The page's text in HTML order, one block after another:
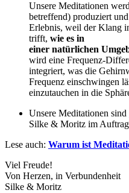
Unsere Meditationen
betreffend) produziert
Erlebnis, weil der Klang
trifft, wie es in
einer natürlichen
wird eine Frequenz-
integriert, was die
Frequenz einschwingen
einzutauchen in die
Unsere Meditationen sind
Silke & Moritz im
Lese auch: Warum ist
Viel Freude!
Von Herzen, in Verbundenheit
Silke & Moritz